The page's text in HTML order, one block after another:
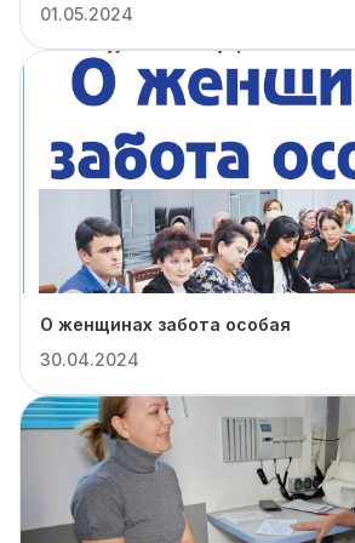
01.05.2024
О женщинах забота особая
30.04.2024